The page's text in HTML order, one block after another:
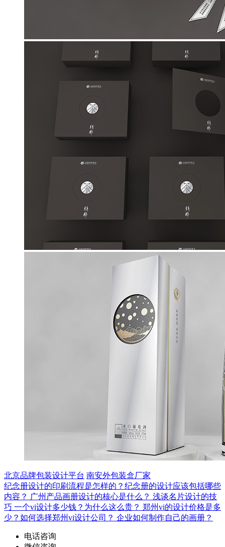
北京品牌包装设计平台 南安外包装盒厂家
纪念册设计的印刷流程是怎样的？纪念册的设计应该包括哪些
内容？ 广州产品画册设计的核心是什么？ 浅谈名片设计的技
巧 一个vi设计多少钱？为什么这么贵？ 郑州vi的设计价格是多
少？如何选择郑州vi设计公司？ 企业如何制作自己的画册？
电话咨询